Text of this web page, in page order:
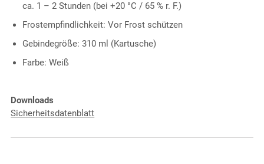
ca. 1 – 2 Stunden (bei +20 °C / 65 % r. F.)
Frostempfindlichkeit: Vor Frost schützen
Gebindegröße: 310 ml (Kartusche)
Farbe: Weiß
Downloads
Sicherheitsdatenblatt